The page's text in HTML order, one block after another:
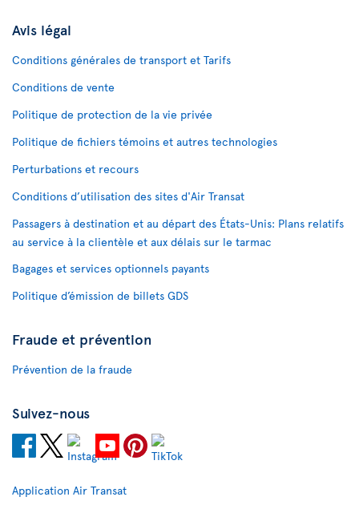
Avis légal
Conditions générales de transport et Tarifs
Conditions de vente
Politique de protection de la vie privée
Politique de fichiers témoins et autres technologies
Perturbations et recours
Conditions d’utilisation des sites d'Air Transat
Passagers à destination et au départ des États-Unis: Plans relatifs
au service à la clientèle et aux délais sur le tarmac
Bagages et services optionnels payants
Politique d’émission de billets GDS
Fraude et prévention
Prévention de la fraude
Suivez-nous
Application Air Transat